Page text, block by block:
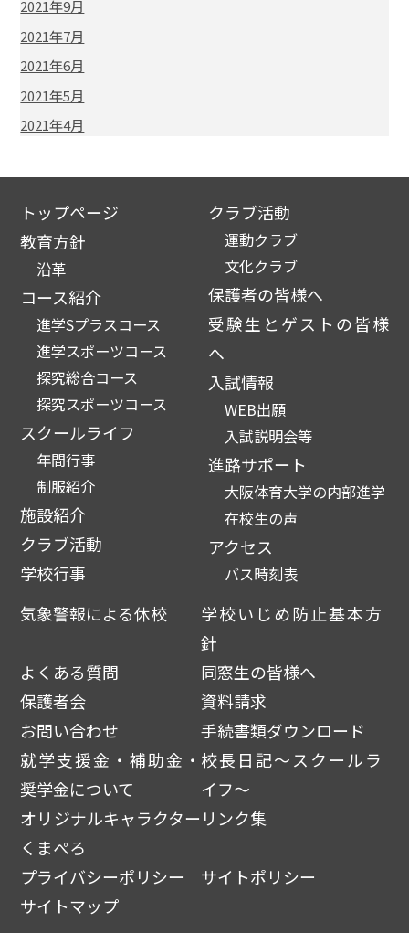
2021年9月
2021年7月
2021年6月
2021年5月
2021年4月
トップページ
教育方針
沿革
コース紹介
進学Sプラスコース
進学スポーツコース
探究総合コース
探究スポーツコース
スクールライフ
年間行事
制服紹介
施設紹介
クラブ活動
学校行事
クラブ活動
運動クラブ
文化クラブ
保護者の皆様へ
受験生とゲストの皆様
へ
入試情報
WEB出願
入試説明会等
進路サポート
大阪体育大学の内部進学
在校生の声
アクセス
バス時刻表
気象警報による休校
学校いじめ防止基本方
針
よくある質問
同窓生の皆様へ
保護者会
資料請求
お問い合わせ
手続書類ダウンロード
就学支援金・補助金・
奨学金について
校長日記～スクールラ
イフ～
オリジナルキャラクター
くまぺろ
リンク集
プライバシーポリシー
サイトポリシー
サイトマップ